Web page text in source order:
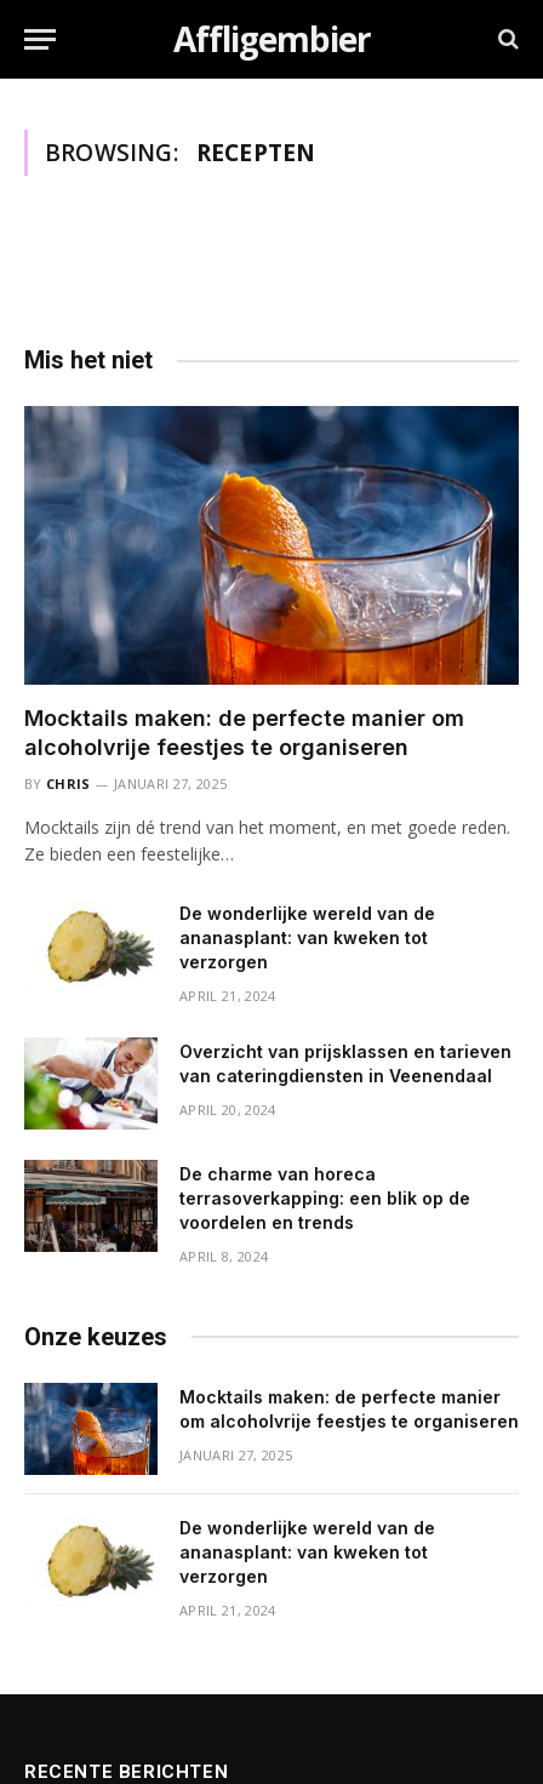
Affligembier
BROWSING: RECEPTEN
Mis het niet
Mocktails maken: de perfecte manier om
alcoholvrije feestjes te organiseren
BY CHRIS JANUARI 27, 2025
Mocktails zijn dé trend van het moment, en met goede reden.
Ze bieden een feestelijke…
De wonderlijke wereld van de
ananasplant: van kweken tot
verzorgen
APRIL 21, 2024
Overzicht van prijsklassen en tarieven
van cateringdiensten in Veenendaal
APRIL 20, 2024
De charme van horeca
terrasoverkapping: een blik op de
voordelen en trends
APRIL 8, 2024
Onze keuzes
Mocktails maken: de perfecte manier
om alcoholvrije feestjes te organiseren
JANUARI 27, 2025
De wonderlijke wereld van de
ananasplant: van kweken tot
verzorgen
APRIL 21, 2024
RECENTE BERICHTEN